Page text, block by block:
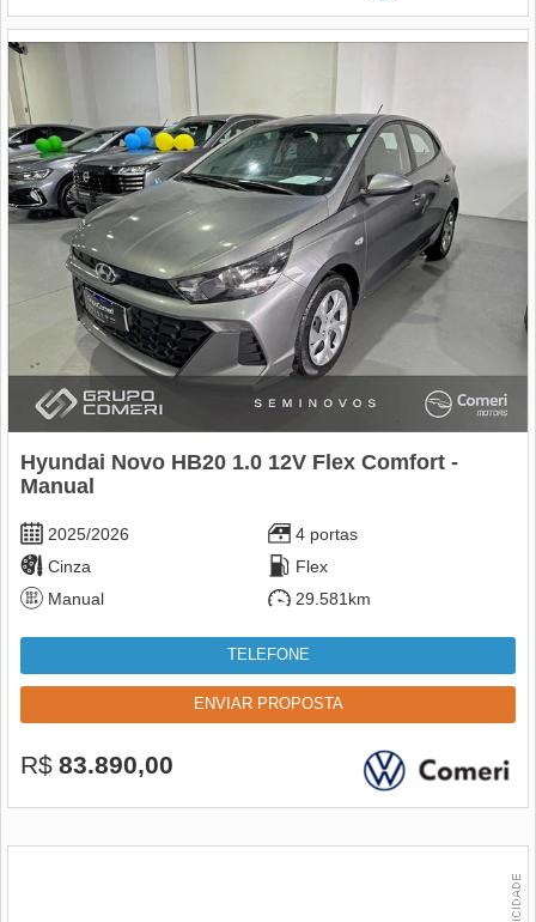
Hyundai Novo HB20 1.0 12V Flex Comfort -
Manual
2025/2026
4 portas
Cinza
Flex
Manual
29.581km
TELEFONE
ENVIAR PROPOSTA
R$ 83.890,00